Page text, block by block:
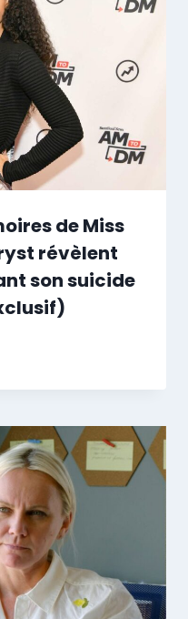
de Miss
révèlent
son suicide